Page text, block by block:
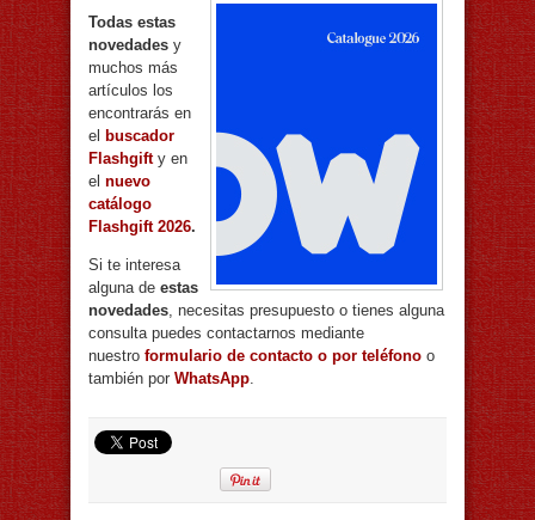
Todas estas
novedades y
muchos más
artículos los
encontrarás en
el buscador
Flashgifty en
el nuevo
catálogo
Flashgift 2026.
Si te interesa
alguna de estas
novedades , necesitas presupuesto o tienes alguna
consulta puedes contactarnos mediante
nuestro formulario de contacto o por teléfono o
también por WhatsApp